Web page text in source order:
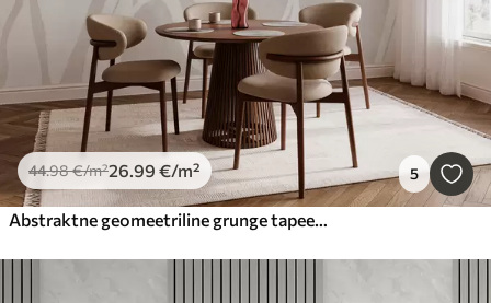
44.98€/m²26.99 €/m² 5
Abstraktne geomeetriline grunge tapeet pastelsetes värvides